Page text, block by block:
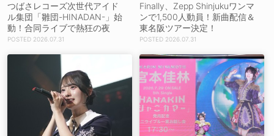
つばさレコーズ次世代アイド
ル集団「雛団-HINADAN-」始
動！合同ライブで熱狂の夜
2026.07.31
Finally、Zepp Shinjukuワンマ
ンで1,500人動員！新曲配信＆
東名阪ツアー決定！
2026.07.31